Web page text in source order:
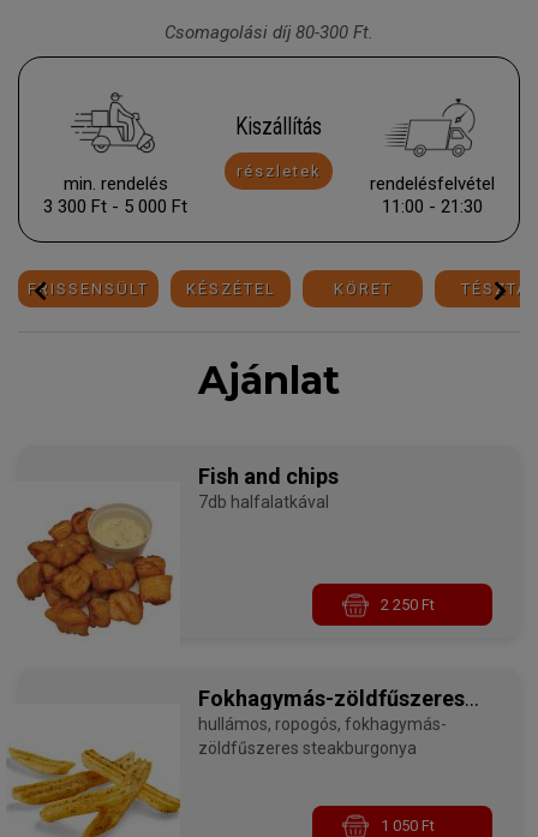
Csomagolási díj 80-300 Ft.
min. rendelés
3 300 Ft - 5 000 Ft
Kiszállítás
részletek
rendelésfelvétel
11:00 - 21:30
FRISSENSÜLT KÉSZÉTEL KÖRET TÉSZTA
Ajánlat
Fish and chips
7db halfalatkával
2 250 Ft
Fokhagymás-zöldfűszeres
steakburgonya
hullámos, ropogós, fokhagymás-
zöldfűszeres steakburgonya
1 050 Ft